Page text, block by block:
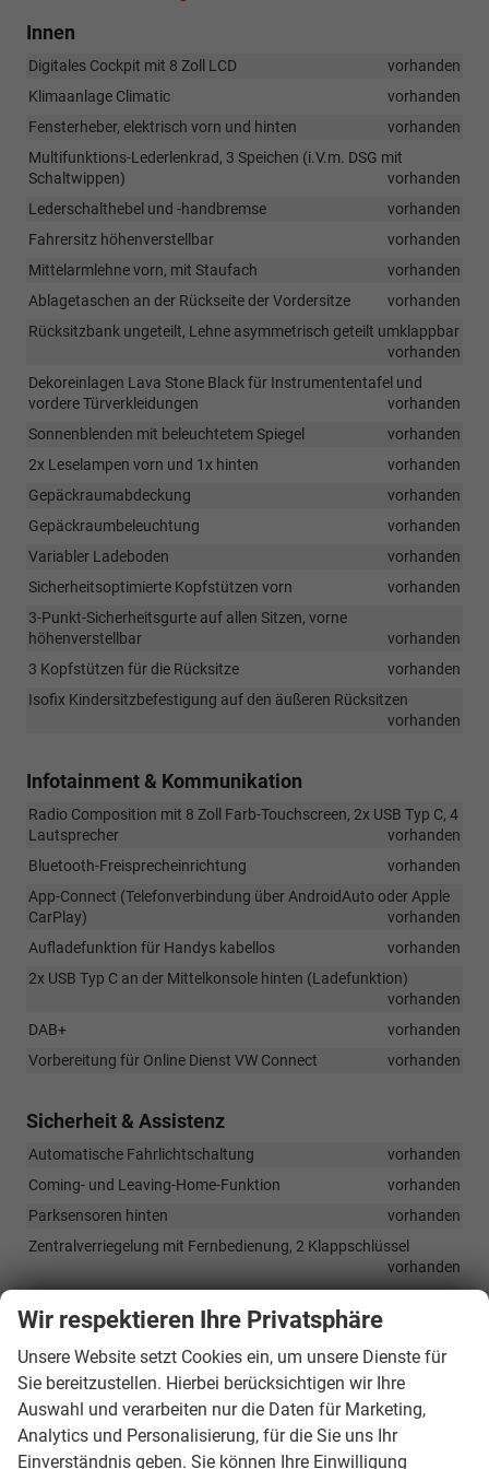
Innen
Digitales Cockpit mit 8 Zoll LCD
vorhanden
Klimaanlage Climatic
vorhanden
Fensterheber, elektrisch vorn und hinten
vorhanden
Multifunktions-Lederlenkrad, 3 Speichen (i.V.m. DSG mit
Schaltwippen)
vorhanden
Lederschalthebel und -handbremse
vorhanden
Fahrersitz höhenverstellbar
vorhanden
Mittelarmlehne vorn, mit Staufach
vorhanden
Ablagetaschen an der Rückseite der Vordersitze
vorhanden
Rücksitzbank ungeteilt, Lehne asymmetrisch geteilt umklappbar
vorhanden
Dekoreinlagen Lava Stone Black für Instrumententafel und
vordere Türverkleidungen
vorhanden
Sonnenblenden mit beleuchtetem Spiegel
vorhanden
2x Leselampen vorn und 1x hinten
vorhanden
Gepäckraumabdeckung
vorhanden
Gepäckraumbeleuchtung
vorhanden
Variabler Ladeboden
vorhanden
Sicherheitsoptimierte Kopfstützen vorn
vorhanden
3-Punkt-Sicherheitsgurte auf allen Sitzen, vorne
höhenverstellbar
vorhanden
3 Kopfstützen für die Rücksitze
vorhanden
Isofix Kindersitzbefestigung auf den äußeren Rücksitzen
vorhanden
Infotainment & Kommunikation
Radio Composition mit 8 Zoll Farb-Touchscreen, 2x USB Typ C, 4
Lautsprecher
vorhanden
Bluetooth-Freisprecheinrichtung
vorhanden
App-Connect (Telefonverbindung über AndroidAuto oder Apple
CarPlay)
vorhanden
Aufladefunktion für Handys kabellos
vorhanden
2x USB Typ C an der Mittelkonsole hinten (Ladefunktion)
vorhanden
DAB+
vorhanden
Vorbereitung für Online Dienst VW Connect
vorhanden
Sicherheit & Assistenz
Automatische Fahrlichtschaltung
vorhanden
Coming- und Leaving-Home-Funktion
vorhanden
Parksensoren hinten
vorhanden
Zentralverriegelung mit Fernbedienung, 2 Klappschlüssel
vorhanden
deaktivierbar, Seitenairbag, Center-Airbag, Kopfairbag vorn und
Elektronisches Stabilisierungssystem (ESC)
vorhanden
Antischlupfregelung (ASR)
vorhanden
Antiblockiersystem (ABS)
vorhanden
Bremskraftverteilung, elektronisch (EBV)
vorhanden
Wir respektieren Ihre Privatsphäre
Unsere Website setzt Cookies ein, um unsere Dienste für
Sie bereitzustellen. Hierbei berücksichtigen wir Ihre
Auswahl und verarbeiten nur die Daten für Marketing,
Analytics und Personalisierung, für die Sie uns Ihr
Einverständnis geben. Sie können Ihre Einwilligung